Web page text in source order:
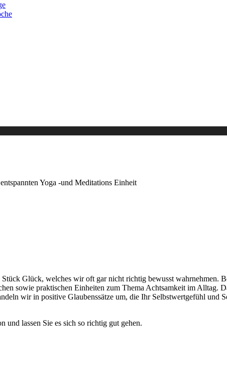
Yoga -und Meditations Einheit
Glück, welches wir oft gar nicht richtig bewusst wahrnehmen.
sowie praktischen Einheiten zum Thema Achtsamkeit im Alltag.
wir in positive Glaubenssätze um, die Ihr Selbstwertgefühl und
und lassen Sie es sich so richtig gut gehen.